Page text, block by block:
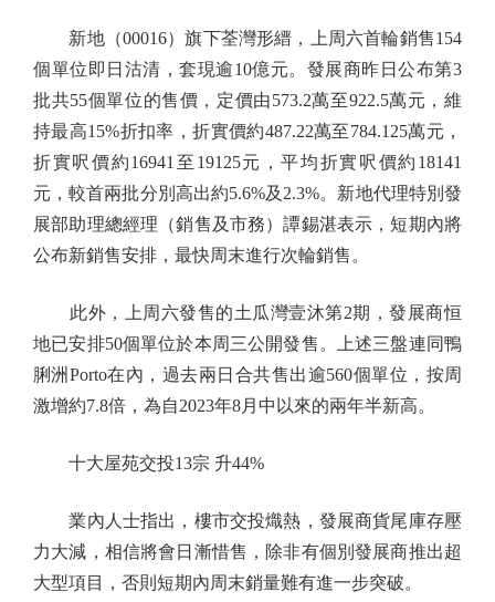
新地（00016）旗下荃灣形縉，上周六首輪銷售154
個單位即日沽清，套現逾10億元。發展商昨日公布第3
批共55個單位的售價，定價由573.2萬至922.5萬元，維
持最高15%折扣率，折實價約487.22萬至784.125萬元，
折實呎價約16941至19125元，平均折實呎價約18141
元，較首兩批分別高出約5.6%及2.3%。新地代理特別發
展部助理總經理（銷售及市務）譚錫湛表示，短期內將
公布新銷售安排，最快周末進行次輪銷售。
此外，上周六發售的土瓜灣壹沐第2期，發展商恒
地已安排50個單位於本周三公開發售。上述三盤連同鴨
脷洲Porto在內，過去兩日合共售出逾560個單位，按周
激增約7.8倍，為自2023年8月中以來的兩年半新高。
十大屋苑交投13宗 升44%
業內人士指出，樓市交投熾熱，發展商貨尾庫存壓
力大減，相信將會日漸惜售，除非有個別發展商推出超
大型項目，否則短期內周末銷量難有進一步突破。